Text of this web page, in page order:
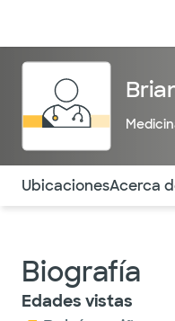
Utilice esta navegación
UbicacionesAcerca
Biografía
Edades vistas